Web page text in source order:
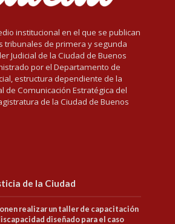
institucional en el que se publican
tribunales de primera y segunda
Judicial de la Ciudad de Buenos
por el Departamento de
estructura dependiente de la
de Comunicación Estratégica del
de la Ciudad de Buenos
de la Ciudad
realizar un taller de capacitación
diseñado para el caso